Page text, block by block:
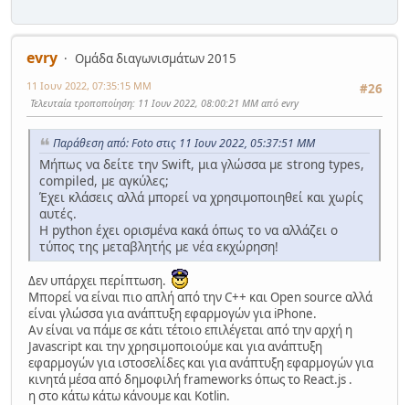
evry
Ομάδα διαγωνισμάτων 2015
#26
11 Ιουν 2022, 07:35:15 ΜΜ
Τελευταία τροποποίηση: 11 Ιουν 2022, 08:00:21 ΜΜ από evry
Παράθεση από: Foto στις 11 Ιουν 2022, 05:37:51 ΜΜ
Μήπως να δείτε την Swift, μια γλώσσα με strong types,
compiled, με αγκύλες;
Έχει κλάσεις αλλά μπορεί να χρησιμοποιηθεί και χωρίς
αυτές.
Η python έχει ορισμένα κακά όπως το να αλλάζει ο
τύπος της μεταβλητής με νέα εκχώρηση!
Δεν υπάρχει περίπτωση.
Μπορεί να είναι πιο απλή από την C++ και Open source αλλά
είναι γλώσσα για ανάπτυξη εφαρμογών για iPhone.
Αν είναι να πάμε σε κάτι τέτοιο επιλέγεται από την αρχή η
Javascript και την χρησιμοποιούμε και για ανάπτυξη
εφαρμογών για ιστοσελίδες και για ανάπτυξη εφαρμογών για
κινητά μέσα από δημοφιλή frameworks όπως το React.js .
η στο κάτω κάτω κάνουμε και Kotlin.